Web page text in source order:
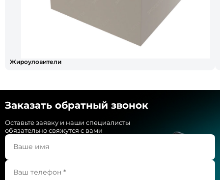
Жироуловители
Заказать обратный звонок
Оставьте заявку и наши специалисты
обязательно свяжутся с вами